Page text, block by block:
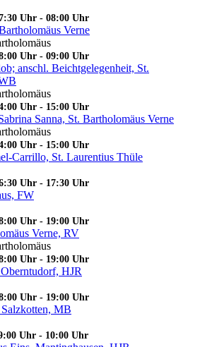
Uhr - 08:00 Uhr
Verne
Uhr - 09:00 Uhr
anschl. Beichtgelegenheit, St.
Uhr - 15:00 Uhr
Sanna, St. Bartholomäus Verne
Uhr - 15:00 Uhr
Carrillo, St. Laurentius Thüle
Uhr - 17:30 Uhr
FW
Uhr - 19:00 Uhr
Verne, RV
Uhr - 19:00 Uhr
HJR
Uhr - 19:00 Uhr
MB
Uhr - 10:00 Uhr